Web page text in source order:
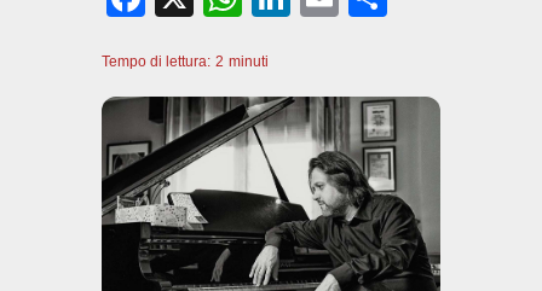
c
e
b
o
o
k
at
s
A
p
p
e
dI
n
di
vi
di
Tempo di lettura: 2 minuti